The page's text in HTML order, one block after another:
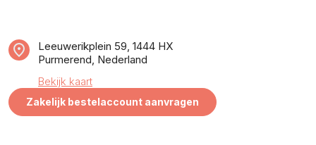
Leeuwerikplein 59, 1444 HX
Purmerend, Nederland
Bekijk kaart
Zakelijk bestelaccount aanvragen